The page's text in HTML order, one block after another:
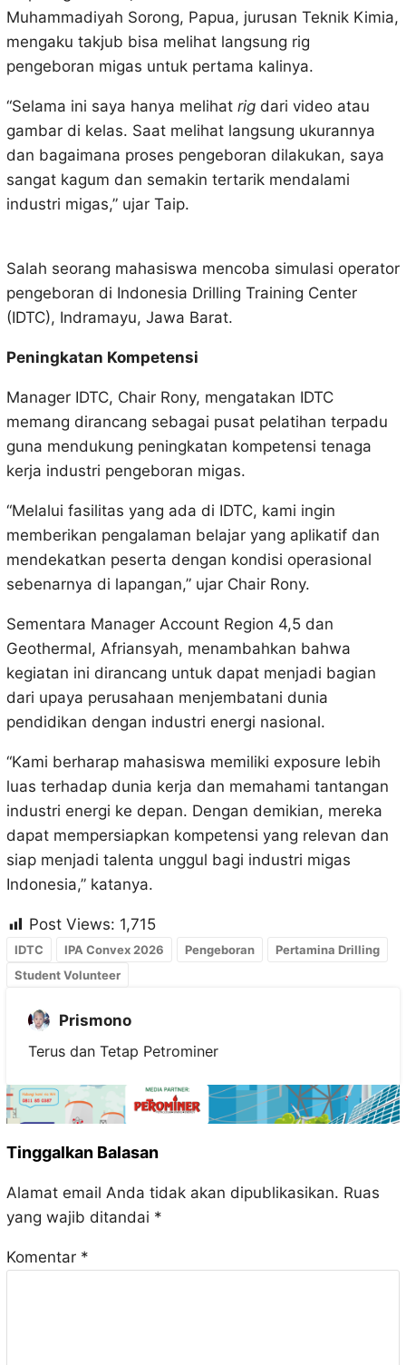
Muhammadiyah Sorong, Papua, jurusan Teknik Kimia,
mengaku takjub bisa melihat langsung rig
pengeboran migas untuk pertama kalinya.
“Selama ini saya hanya melihat rigdari video atau
gambar di kelas. Saat melihat langsung ukurannya
dan bagaimana proses pengeboran dilakukan, saya
sangat kagum dan semakin tertarik mendalami
industri migas,” ujar Taip.
Salah seorang mahasiswa mencoba simulasi operator
pengeboran di Indonesia Drilling Training Center
(IDTC), Indramayu, Jawa Barat.
Peningkatan Kompetensi
Manager IDTC, Chair Rony, mengatakan IDTC
memang dirancang sebagai pusat pelatihan terpadu
guna mendukung peningkatan kompetensi tenaga
kerja industri pengeboran migas.
“Melalui fasilitas yang ada di IDTC, kami ingin
memberikan pengalaman belajar yang aplikatif dan
mendekatkan peserta dengan kondisi operasional
sebenarnya di lapangan,” ujar Chair Rony.
Sementara Manager Account Region 4,5 dan
Geothermal, Afriansyah, menambahkan bahwa
kegiatan ini dirancang untuk dapat menjadi bagian
dari upaya perusahaan menjembatani dunia
pendidikan dengan industri energi nasional.
“Kami berharap mahasiswa memiliki exposure lebih
luas terhadap dunia kerja dan memahami tantangan
industri energi ke depan. Dengan demikian, mereka
dapat mempersiapkan kompetensi yang relevan dan
siap menjadi talenta unggul bagi industri migas
Indonesia,” katanya.
Post Views: 1,715
IDTC IPA Convex 2026 Pengeboran
Pertamina Drilling
Student Volunteer
Prismono
Terus dan Tetap Petrominer
Tinggalkan Balasan
Alamat email Anda tidak akan dipublikasikan. Ruas
yang wajib ditandai *
Komentar *